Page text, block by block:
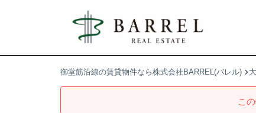
御堂筋沿線の賃貸物件なら株式会社BARREL(バレル)
こ